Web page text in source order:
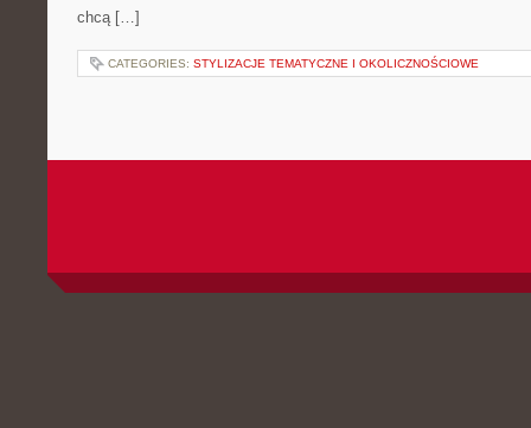
chcą […]
CATEGORIES: STYLIZACJE TEMATYCZNE I OKOLICZNOŚCIOWE